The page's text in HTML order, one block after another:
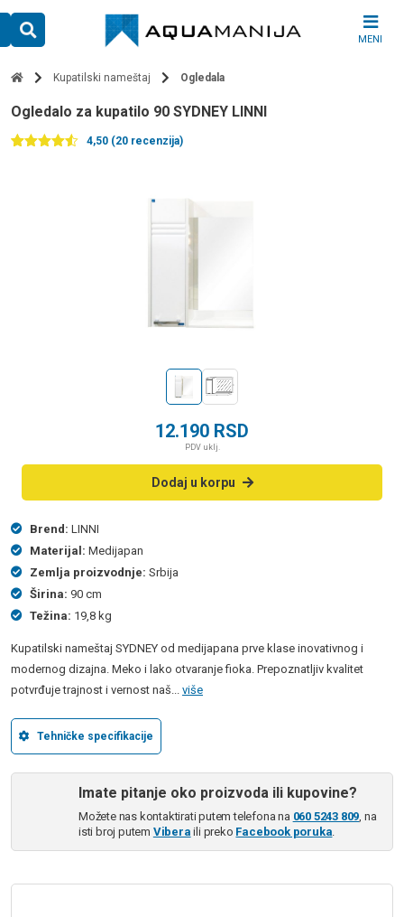
content
MENI
Kupatilski nameštaj Ogledala
ogledalo za kupatilo 90 SYDNEY LINNI
4,50 (20 recenzija)
12.190 RSD
PDV uklj.
Dodaj u korpu
Brend: LINNI
Materijal: Medijapan
Zemlja proizvodnje: Srbija
Širina: 90 cm
Težina: 19,8 kg
Kupatilski nameštaj SYDNEY od medijapana prve klase inovativnog i
modernog dizajna. Meko i lako otvaranje fioka. Prepoznatljiv kvalitet
potvrđuje trajnost i vernost naš... više
Tehničke specifikacije
Imate pitanje oko proizvoda ili kupovine?
Možete nas kontaktirati putem telefona na 060 5243 809, na
isti broj putem Vibera ili preko Facebook poruka.